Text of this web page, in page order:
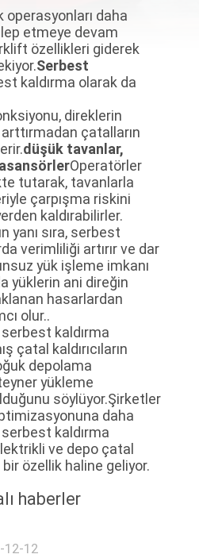
daha
etmeye devam
özellikleri giderek
Serbest
kaldırma olarak da
direklerin
çatalların
düşük tavanlar,
Operatörler
tutarak, tavanlarla
çarpışma riskini
kaldırabilirler.
yanı sıra, serbest
verimliliği artırır ve dar
yük işleme imkanı
yüklerin ani direğin
hasarlardan
olur..
kaldırma
çatal kaldırıcıların
depolama
yükleme
söylüyor.Şirketler
daha
kaldırma
ve depo çatal
bir özellik haline geliyor.
haberler
12-12